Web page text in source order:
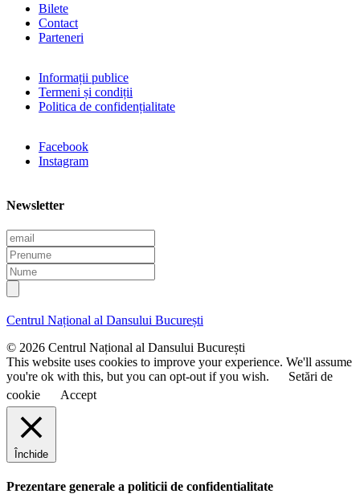
Bilete
Contact
Parteneri
Informații publice
Termeni și condiții
Politica de confidențialitate
Facebook
Instagram
Newsletter
E
m
a
i
l
P
r
e
n
m
N
u
m
e
Centrul Național al Dansului București
© 2026 Centrul Național al Dansului București
This website uses cookies to improve your experience. We'll assume
you're ok with this, but you can opt-out if you wish.
Setări de
cookie
Accept
Închide
Prezentare generale a politicii de confidentialitate